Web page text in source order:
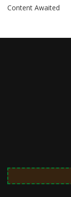
Content Awaited